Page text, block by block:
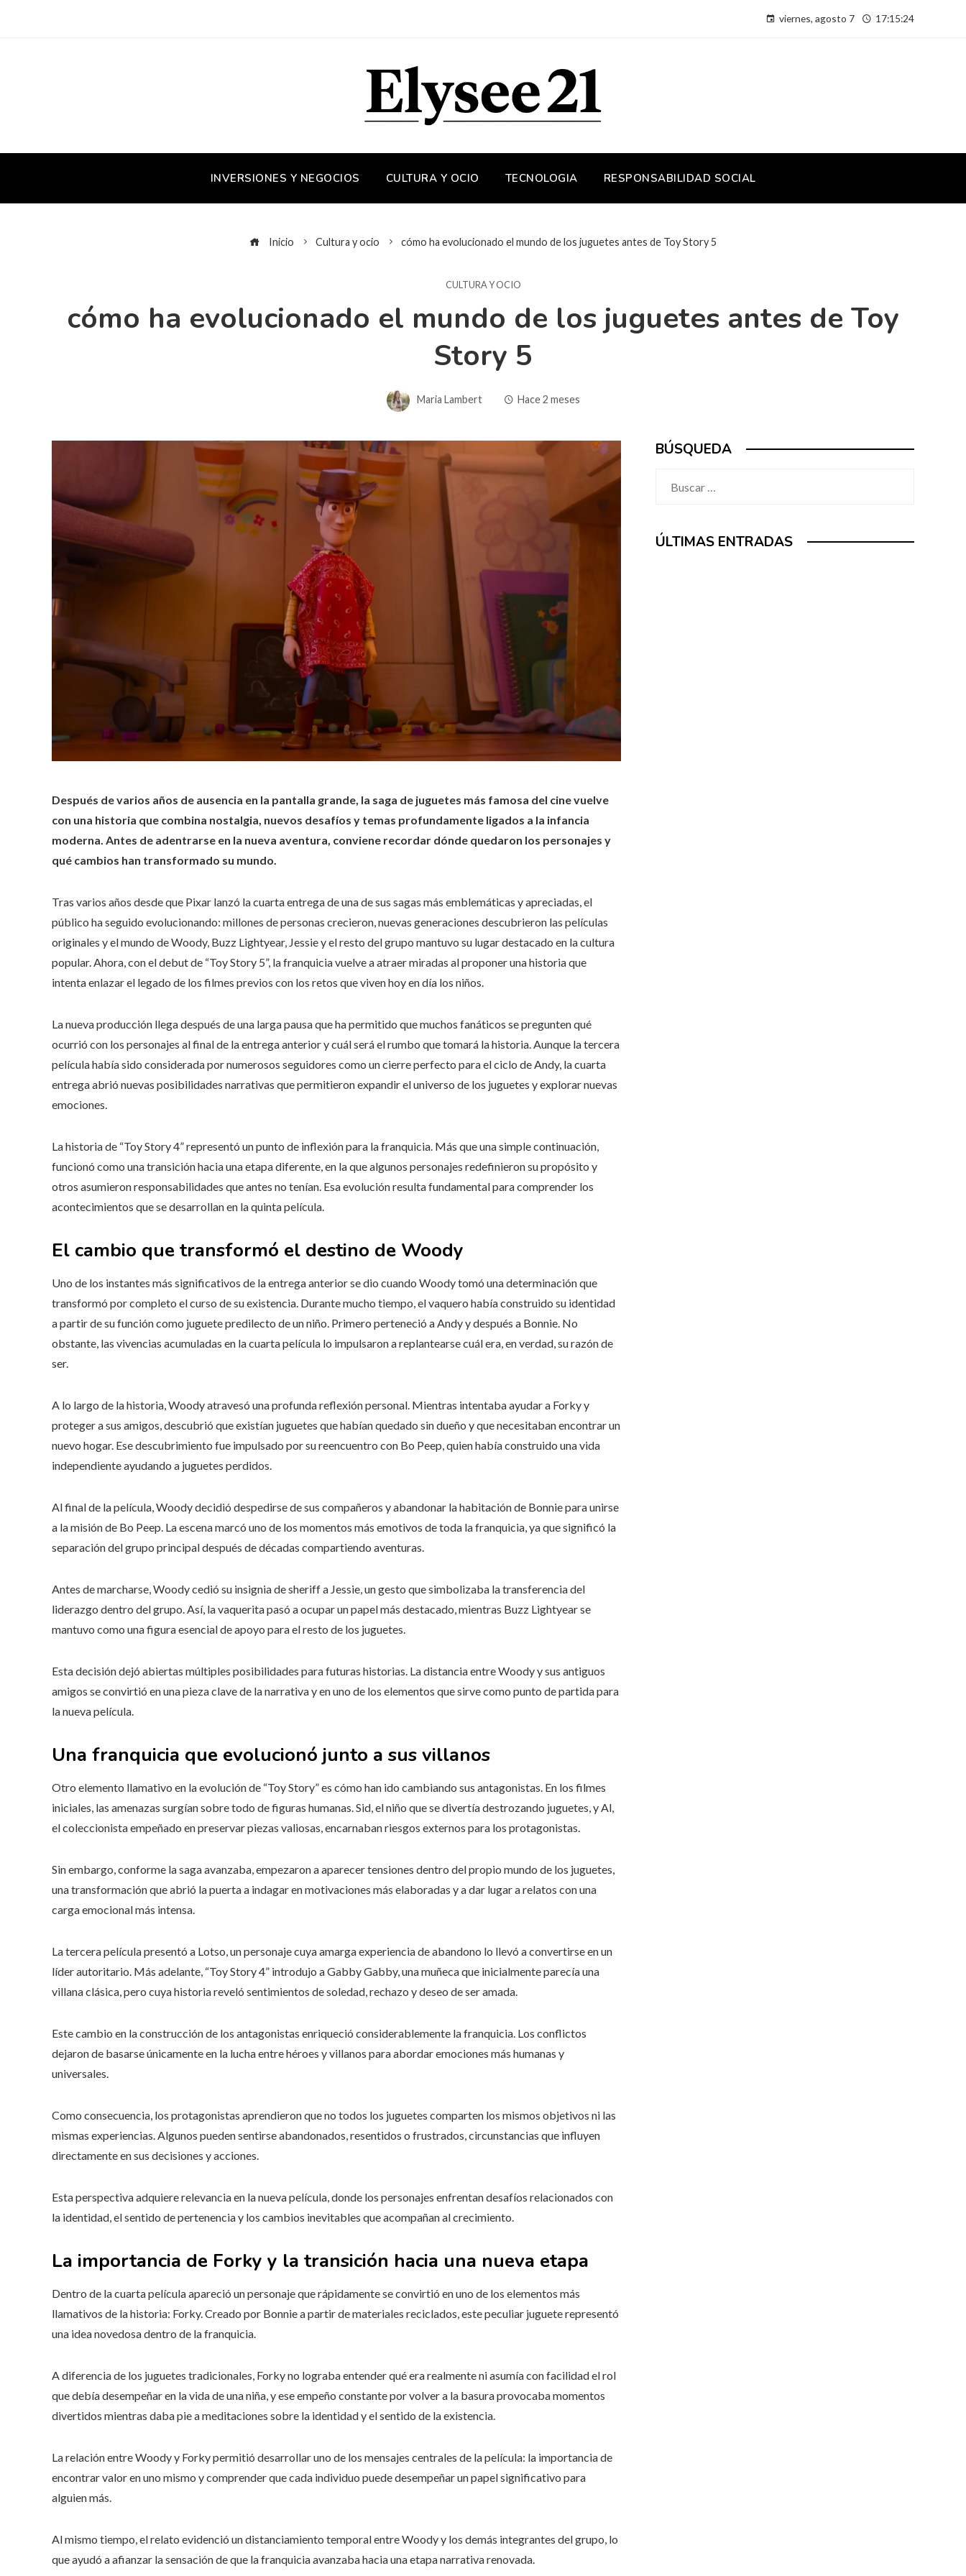
viernes, agosto 7 17:15:25
INVERSIONES Y NEGOCIOS CULTURA Y OCIO TECNOLOGIA RESPONSABILIDAD SOCIAL
Inicio Cultura y ocio cómo ha evolucionado el mundo de los juguetes antes de Toy Story 5
CULTURA Y OCIO
cómo ha evolucionado el mundo de los juguetes antes de Toy
Story 5
Maria Lambert Hace 2 meses
Después de varios años de ausencia en la pantalla grande, la saga de juguetes más famosa del cine vuelve
con una historia que combina nostalgia, nuevos desafíos y temas profundamente ligados a la infancia
moderna. Antes de adentrarse en la nueva aventura, conviene recordar dónde quedaron los personajes y
qué cambios han transformado su mundo.
Tras varios años desde que Pixar lanzó la cuarta entrega de una de sus sagas más emblemáticas y apreciadas, el
público ha seguido evolucionando: millones de personas crecieron, nuevas generaciones descubrieron las películas
originales y el mundo de Woody, Buzz Lightyear, Jessie y el resto del grupo mantuvo su lugar destacado en la cultura
popular. Ahora, con el debut de “Toy Story 5”, la franquicia vuelve a atraer miradas al proponer una historia que
intenta enlazar el legado de los filmes previos con los retos que viven hoy en día los niños.
La nueva producción llega después de una larga pausa que ha permitido que muchos fanáticos se pregunten qué
ocurrió con los personajes al final de la entrega anterior y cuál será el rumbo que tomará la historia. Aunque la tercera
película había sido considerada por numerosos seguidores como un cierre perfecto para el ciclo de Andy, la cuarta
entrega abrió nuevas posibilidades narrativas que permitieron expandir el universo de los juguetes y explorar nuevas
emociones.
La historia de “Toy Story 4” representó un punto de inflexión para la franquicia. Más que una simple continuación,
funcionó como una transición hacia una etapa diferente, en la que algunos personajes redefinieron su propósito y
otros asumieron responsabilidades que antes no tenían. Esa evolución resulta fundamental para comprender los
acontecimientos que se desarrollan en la quinta película.
El cambio que transformó el destino de Woody
Uno de los instantes más significativos de la entrega anterior se dio cuando Woody tomó una determinación que
transformó por completo el curso de su existencia. Durante mucho tiempo, el vaquero había construido su identidad
a partir de su función como juguete predilecto de un niño. Primero perteneció a Andy y después a Bonnie. No
obstante, las vivencias acumuladas en la cuarta película lo impulsaron a replantearse cuál era, en verdad, su razón de
ser.
A lo largo de la historia, Woody atravesó una profunda reflexión personal. Mientras intentaba ayudar a Forky y
proteger a sus amigos, descubrió que existían juguetes que habían quedado sin dueño y que necesitaban encontrar un
nuevo hogar. Ese descubrimiento fue impulsado por su reencuentro con Bo Peep, quien había construido una vida
independiente ayudando a juguetes perdidos.
Al final de la película, Woody decidió despedirse de sus compañeros y abandonar la habitación de Bonnie para unirse
a la misión de Bo Peep. La escena marcó uno de los momentos más emotivos de toda la franquicia, ya que significó la
separación del grupo principal después de décadas compartiendo aventuras.
Antes de marcharse, Woody cedió su insignia de sheriff a Jessie, un gesto que simbolizaba la transferencia del
liderazgo dentro del grupo. Así, la vaquerita pasó a ocupar un papel más destacado, mientras Buzz Lightyear se
mantuvo como una figura esencial de apoyo para el resto de los juguetes.
Esta decisión dejó abiertas múltiples posibilidades para futuras historias. La distancia entre Woody y sus antiguos
amigos se convirtió en una pieza clave de la narrativa y en uno de los elementos que sirve como punto de partida para
la nueva película.
Una franquicia que evolucionó junto a sus villanos
Otro elemento llamativo en la evolución de “Toy Story” es cómo han ido cambiando sus antagonistas. En los filmes
iniciales, las amenazas surgían sobre todo de figuras humanas. Sid, el niño que se divertía destrozando juguetes, y Al,
el coleccionista empeñado en preservar piezas valiosas, encarnaban riesgos externos para los protagonistas.
Sin embargo, conforme la saga avanzaba, empezaron a aparecer tensiones dentro del propio mundo de los juguetes,
una transformación que abrió la puerta a indagar en motivaciones más elaboradas y a dar lugar a relatos con una
carga emocional más intensa.
La tercera película presentó a Lotso, un personaje cuya amarga experiencia de abandono lo llevó a convertirse en un
líder autoritario. Más adelante, “Toy Story 4” introdujo a Gabby Gabby, una muñeca que inicialmente parecía una
villana clásica, pero cuya historia reveló sentimientos de soledad, rechazo y deseo de ser amada.
Este cambio en la construcción de los antagonistas enriqueció considerablemente la franquicia. Los conflictos
dejaron de basarse únicamente en la lucha entre héroes y villanos para abordar emociones más humanas y
universales.
Como consecuencia, los protagonistas aprendieron que no todos los juguetes comparten los mismos objetivos ni las
mismas experiencias. Algunos pueden sentirse abandonados, resentidos o frustrados, circunstancias que influyen
directamente en sus decisiones y acciones.
Esta perspectiva adquiere relevancia en la nueva película, donde los personajes enfrentan desafíos relacionados con
la identidad, el sentido de pertenencia y los cambios inevitables que acompañan al crecimiento.
La importancia de Forky y la transición hacia una nueva etapa
Dentro de la cuarta película apareció un personaje que rápidamente se convirtió en uno de los elementos más
llamativos de la historia: Forky. Creado por Bonnie a partir de materiales reciclados, este peculiar juguete representó
una idea novedosa dentro de la franquicia.
A diferencia de los juguetes tradicionales, Forky no lograba entender qué era realmente ni asumía con facilidad el rol
que debía desempeñar en la vida de una niña, y ese empeño constante por volver a la basura provocaba momentos
divertidos mientras daba pie a meditaciones sobre la identidad y el sentido de la existencia.
La relación entre Woody y Forky permitió desarrollar uno de los mensajes centrales de la película: la importancia de
encontrar valor en uno mismo y comprender que cada individuo puede desempeñar un papel significativo para
alguien más.
Al mismo tiempo, el relato evidenció un distanciamiento temporal entre Woody y los demás integrantes del grupo, lo
que ayudó a afianzar la sensación de que la franquicia avanzaba hacia una etapa narrativa renovada.
BÚSQUEDA
ÚLTIMAS ENTRADAS